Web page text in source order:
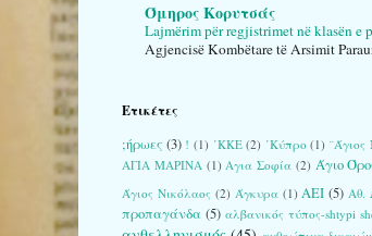
Όμηρος Κορυτσάς
Lajmërim për regjistrimet në klasën e
Agjencisë Kombëtare të Arsimit
Ετικέτες
;ήρωες (3) ! (1) ΄ΚΚΕ (2) ΄Κύπρο (1) ¨Άγιος
ΑΓΙΑ ΜΑΡΙΝΑ (1) Αγια Σοφία (2) Άγιο
Άγιος Νικόλαος (2) Άγκυρα (1) ΑΕΙ (5) Αθ.
προπαγάνδα (5) αλβανικός τύπος-shtypi